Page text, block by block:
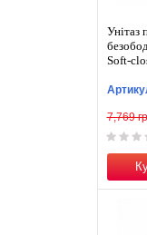
Унітаз
Soft-
7,769